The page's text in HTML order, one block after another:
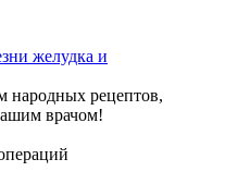
желудка и
народных рецептов,
врачом!